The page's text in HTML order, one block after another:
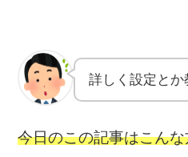
詳しく設定とか
今日のこの記事はこん